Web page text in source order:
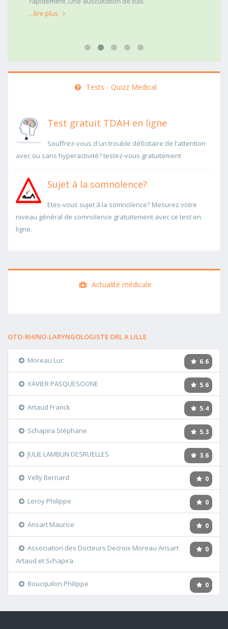
...lire plus
Tests - Quizz Medical
Test gratuit TDAH en ligne
Souffrez-vous d'un trouble déficitaire de l'attention
avec ou sans hyperactivité? testez-vous gratuitement
Sujet à la somnolence?
Etes-vous sujet à la somnolence? Mesurez votre
niveau général de somnolence gratuitement avec ce test en
ligne.
Actualité médicale
OTO-RHINO-LARYNGOLOGISTE ORL A LILLE
6.6
Moreau Luc
5.6
XAVIER PASQUESOONE
5.4
Artaud Franck
5.3
Schapira Stéphane
3.6
JULIE LAMBLIN DESRUELLES
0
Velly Bernard
0
Leroy Philippe
0
Ansart Maurice
0
Association des Docteurs Decroix Moreau Ansart
Artaud et Schapira
0
Boucquilon Philippe